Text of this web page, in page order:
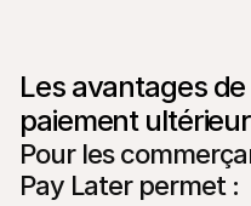
Pour les consommateurs
Découvrez pourquoi
Pour les clients Mollie
Contactez notre équipe
Pour obtenir un devis
Découvrez comment nous
Les avantages
paiement ultérieur
Pour les
Pay Later permet :